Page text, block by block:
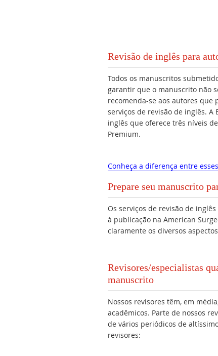
Revisão de inglês para
Todos os manuscritos
garantir que o manuscrito não
recomenda-se aos autores
serviços de revisão de inglês.
inglês que oferece três níveis
Premium.
Conheça a diferença entre
Prepare seu manuscrito
Os serviços de revisão de
à publicação na American
claramente os diversos
Revisores/especialistas
manuscrito
Nossos revisores têm, em
acadêmicos. Parte de nossos
de vários periódicos de
revisores: